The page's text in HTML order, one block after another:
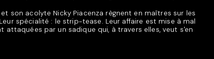
son acolyte Nicky Piacenza règnent en maîtres sur les
spécialité : le strip-tease. Leur affaire est mise à mal
attaquées par un sadique qui, à travers elles, veut s'en